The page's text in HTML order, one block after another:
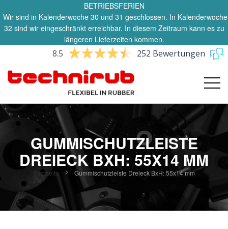
BETRIEBSFERIEN
Wir sind in Kalenderwoche 30 und 31 geschlossen. In Kalenderwoche
32 sind wir eingeschränkt erreichbar. In diesem Zeitraum kann es zu
längeren Lieferzeiten kommen.
8.5 252 Bewertungen
GUMMISCHUTZLEISTE
DREIECK BXH: 55X14 MM
Startseite Gummischutzleiste Dreieck BxH: 55x14 mm